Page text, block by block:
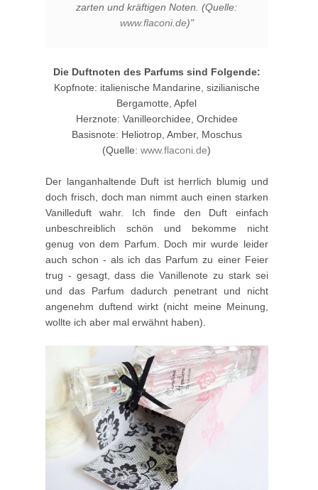
zarten und kräftigen Noten.(Quelle:
www.flaconi.de)"
Die Duftnoten des Parfums sind Folgende:
Kopfnote: italienische Mandarine, sizilianische
Bergamotte, Apfel
Herznote: Vanilleorchidee, Orchidee
Basisnote: Heliotrop, Amber, Moschus
(Quelle:www.flaconi.de)
Der langanhaltende Duft ist herrlich blumig und
doch frisch, doch man nimmt auch einen starken
Vanilleduft wahr. Ich finde den Duft einfach
unbeschreiblich schön und bekomme nicht
genug von dem Parfum. Doch mir wurde leider
auch schon - als ich das Parfum zu einer Feier
trug - gesagt, dass die Vanillenote zu stark sei
und das Parfum dadurch penetrant und nicht
angenehm duftend wirkt (nicht meine Meinung,
wollte ich aber mal erwähnt haben).